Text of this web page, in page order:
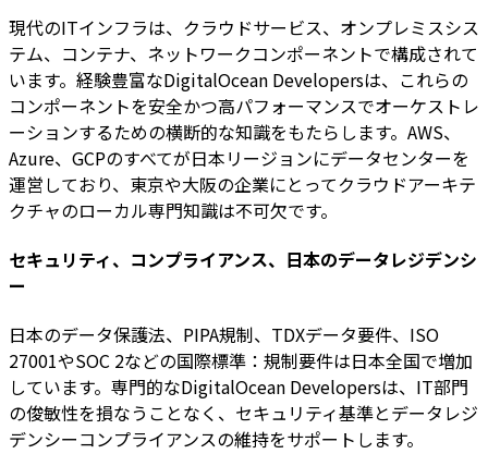
現代のITインフラは、クラウドサービス、オンプレミスシス
テム、コンテナ、ネットワークコンポーネントで構成されて
います。経験豊富なDigitalOcean Developersは、これらの
コンポーネントを安全かつ高パフォーマンスでオーケストレ
ーションするための横断的な知識をもたらします。AWS、
Azure、GCPのすべてが日本リージョンにデータセンターを
運営しており、東京や大阪の企業にとってクラウドアーキテ
クチャのローカル専門知識は不可欠です。
セキュリティ、コンプライアンス、日本のデータレジデンシ
ー
日本のデータ保護法、PIPA規制、TDXデータ要件、ISO
27001やSOC 2などの国際標準：規制要件は日本全国で増加
しています。専門的なDigitalOcean Developersは、IT部門
の俊敏性を損なうことなく、セキュリティ基準とデータレジ
デンシーコンプライアンスの維持をサポートします。